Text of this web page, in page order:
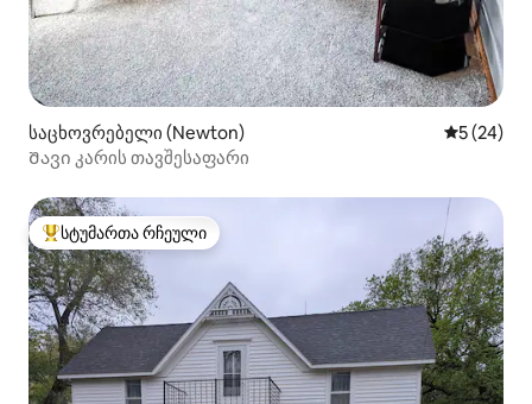
საცხოვრებელი (Newton) საშუალო
5 (24)
Შავი კარის თავშესაფარი
სტუმართა რჩეული მოწინავე ვარიანტი
სტუმართა რჩეული